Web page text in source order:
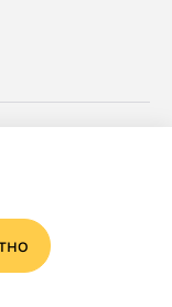
характер, и
офертой,